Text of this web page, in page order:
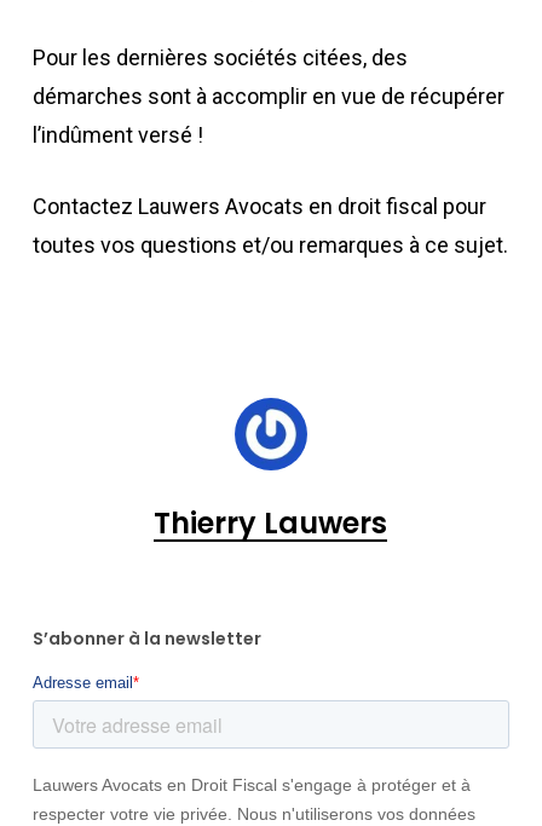
Pour les dernières sociétés citées, des
démarches sont à accomplir en vue de récupérer
l’indûment versé !
Contactez Lauwers Avocats en droit fiscal pour
toutes vos questions et/ou remarques à ce sujet.
Thierry Lauwers
S’abonner à la newsletter